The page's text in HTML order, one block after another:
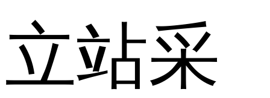
立站采